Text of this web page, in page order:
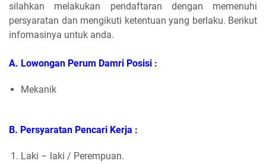
silahkan melakukan pendaftaran dengan memenuhi
persyaratan dan mengikuti ketentuan yang berlaku. Berikut
infomasinya untuk anda.
A. Lowongan Perum Damri Posisi :
Mekanik
B. Persyaratan Pencari Kerja :
Laki – laki / Perempuan.